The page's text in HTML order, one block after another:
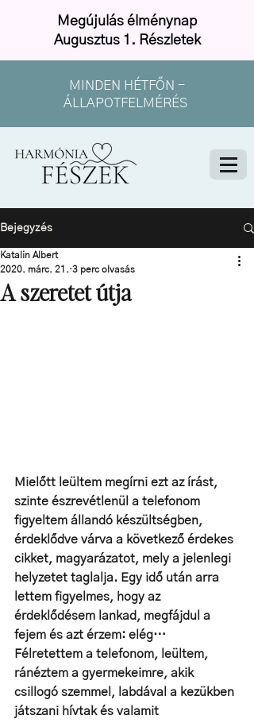
MINDEN HÉTFŐN -
ÁLLAPOTFELMÉRÉS
Megújulás élménynap
Augusztus 1. Részletek
Bejegyzés
A szeretet útja
Katalin Albert
2020. márc. 21. 3 perc olvasás
Mielőtt leültem megírni ezt az írást,
szinte észrevétlenül a telefonom
figyeltem állandó készültségben,
érdeklődve várva a következő érdekes
cikket, magyarázatot, mely a jelenlegi
helyzetet taglalja. Egy idő után arra
lettem figyelmes, hogy az
érdeklődésem lankad, megfájdul a
fejem és azt érzem: elég…
Félretettem a telefonom, leültem,
ránéztem a gyermekeimre, akik
csillogó szemmel, labdával a kezükben
játszani hívtak és valamit